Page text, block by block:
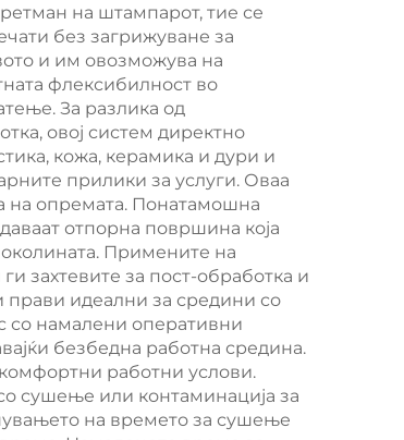
печатење,
новоенергетска
машина за пенски
пломби, машина за
правење на
полиуретан пломби
на штампарот, тие се
без загрижуване за
и им овозможува на
флексибилност во
За разлика од
овој систем директно
кожа, керамика и дури и
прилики за услуги. Оваа
на опремата. Понатамошна
отпорна површина која
Примените на
захтевите за пост-обработка и
идеални за средини со
со намалени оперативни
безбедна работна средина.
работни услови.
сушење или контаминација за
на времето за сушење